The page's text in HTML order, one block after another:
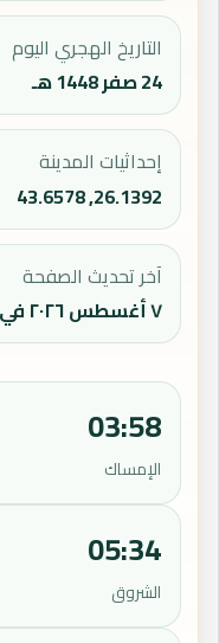
التاريخ الهجري اليوم
24 صفر 1448 هـ
إحداثيات المدينة
26.1392, 43.6578
آخر تحديث الصفحة
٧ أغسطس ٢٠٢٦ في ١:٢٥ ص
03:58
الإمساك
05:34
الشروق